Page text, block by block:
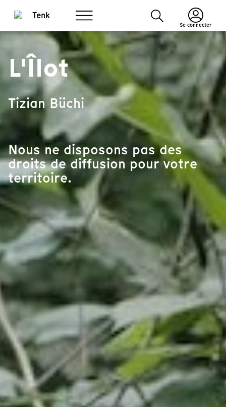
Se connecter
L'Îlot
Tizian Büchi
Nous ne disposons pas des
droits de diffusion pour votre
territoire.